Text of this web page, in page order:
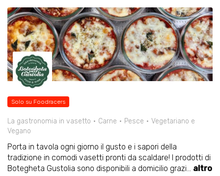
Solo su Foodracers
La gastronomia in vasetto Carne Pesce
Vegetariano e
Vegano
Porta in tavola ogni giorno il gusto e i sapori della
tradizione in comodi vasetti pronti da scaldare! I prodotti di
Botegheta Gustolia sono disponibili a domicilio grazi... altro